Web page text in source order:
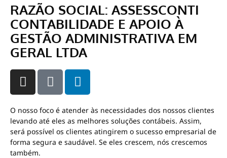
RAZÃO SOCIAL: ASSESSCONTI
CONTABILIDADE E APOIO À
GESTÃO ADMINISTRATIVA EM
GERAL LTDA
O nosso foco é atender às necessidades dos nossos clientes
levando até eles as melhores soluções contábeis. Assim,
será possível os clientes atingirem o sucesso empresarial de
forma segura e saudável. Se eles crescem, nós crescemos
também.